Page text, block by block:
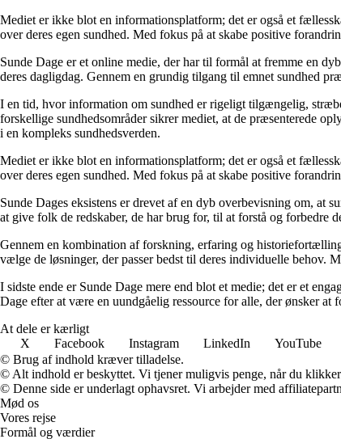
Mediet er ikke blot en informationsplatform; det er også et
over deres egen sundhed. Med fokus på at skabe positive
Sunde Dage er et online medie, der har til formål at fremme en
deres dagligdag. Gennem en grundig tilgang til emnet sundhed
I en tid, hvor information om sundhed er rigeligt tilgængelig,
forskellige sundhedsområder sikrer mediet, at de præsenterede
i en kompleks sundhedsverden.
Mediet er ikke blot en informationsplatform; det er også et
over deres egen sundhed. Med fokus på at skabe positive
Sunde Dages eksistens er drevet af en dyb overbevisning om, at
at give folk de redskaber, de har brug for, til at forstå og forbedre
Gennem en kombination af forskning, erfaring og
vælge de løsninger, der passer bedst til deres individuelle behov.
I sidste ende er Sunde Dage mere end blot et medie; det er et
Dage efter at være en uundgåelig ressource for alle, der ønsker
At dele er kærligt
X
Facebook Instagram LinkedIn YouTube
© Brug af indhold kræver tilladelse.
© Alt indhold er beskyttet. Vi tjener muligvis penge, når du
© Denne side er underlagt ophavsret. Vi arbejder med
Mød os
Vores rejse
Formål og værdier